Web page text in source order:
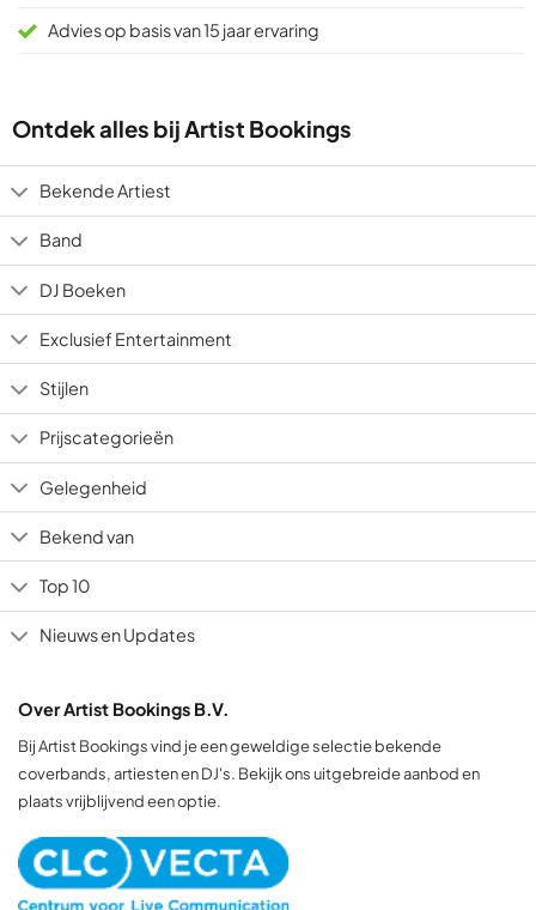
Advies op basis van 15 jaar ervaring
Ontdek alles bij Artist Bookings
Bekende Artiest
Band
DJ Boeken
Exclusief Entertainment
Stijlen
Prijscategorieën
Gelegenheid
Bekend van
Top 10
Nieuws en Updates
Over Artist Bookings B.V.
Bij Artist Bookings vind je een geweldige selectie bekende
coverbands, artiesten en DJ's. Bekijk ons uitgebreide aanbod en
plaats vrijblijvend een optie.